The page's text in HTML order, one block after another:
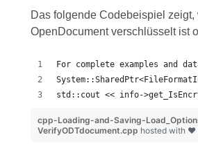
Das folgende Codebeispiel
OpenDocument verschlüsselt ist
For complete examples and
std::cout << info-
cpp-Loading-and-Saving-
VerifyODTdocument.cpp hosted with ❤